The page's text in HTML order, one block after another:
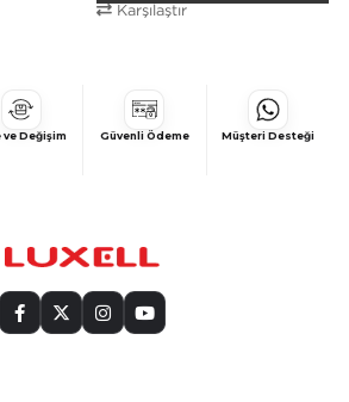
Karşılaştır
ve Değişim Güvenli Ödeme Müşteri Desteği